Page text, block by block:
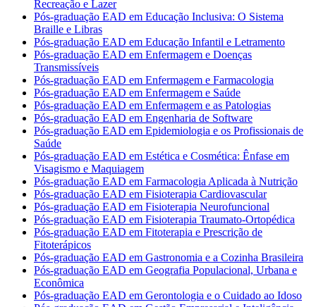
Recreação e Lazer
Pós-graduação EAD em Educação Inclusiva: O Sistema
Braille e Libras
Pós-graduação EAD em Educação Infantil e Letramento
Pós-graduação EAD em Enfermagem e Doenças
Transmissíveis
Pós-graduação EAD em Enfermagem e Farmacologia
Pós-graduação EAD em Enfermagem e Saúde
Pós-graduação EAD em Enfermagem e as Patologias
Pós-graduação EAD em Engenharia de Software
Pós-graduação EAD em Epidemiologia e os Profissionais de
Saúde
Pós-graduação EAD em Estética e Cosmética: Ênfase em
Visagismo e Maquiagem
Pós-graduação EAD em Farmacologia Aplicada à Nutrição
Pós-graduação EAD em Fisioterapia Cardiovascular
Pós-graduação EAD em Fisioterapia Neurofuncional
Pós-graduação EAD em Fisioterapia Traumato-Ortopédica
Pós-graduação EAD em Fitoterapia e Prescrição de
Fitoterápicos
Pós-graduação EAD em Gastronomia e a Cozinha Brasileira
Pós-graduação EAD em Geografia Populacional, Urbana e
Econômica
Pós-graduação EAD em Gerontologia e o Cuidado ao Idoso